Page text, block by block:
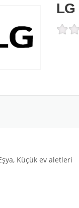
LG
Küçük ev aletleri